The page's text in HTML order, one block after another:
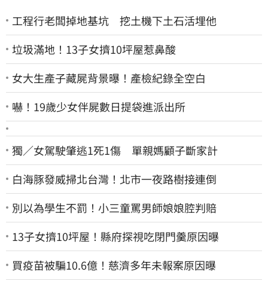
工程行老闆掉地基坑 挖土機下土石活埋他
垃圾滿地！13子女擠10坪屋惹鼻酸
女大生產子藏屍背景曝！產檢紀錄全空白
嚇！19歲少女伴屍數日提袋進派出所
獨／女駕駛肇逃1死1傷 單親媽顧子斷家計
白海豚發威掃北台灣！北市一夜路樹接連倒
別以為學生不罰！小三童罵男師娘娘腔判賠
13子女擠10坪屋！縣府探視吃閉門羹原因曝
買疫苗被騙10.6億！慈濟多年未報案原因曝